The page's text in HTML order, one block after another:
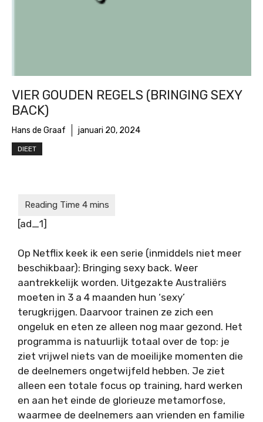
VIER GOUDEN REGELS (BRINGING SEXY
BACK)
Hans de Graaf januari 20, 2024
DIEET
[ad_1]
Op Netflix keek ik een serie (inmiddels niet meer
beschikbaar): Bringing sexy back. Weer
aantrekkelijk worden. Uitgezakte Australiërs
moeten in 3 a 4 maanden hun ‘sexy’
terugkrijgen. Daarvoor trainen ze zich een
ongeluk en eten ze alleen nog maar gezond. Het
programma is natuurlijk totaal over de top: je
ziet vrijwel niets van de moeilijke momenten die
de deelnemers ongetwijfeld hebben. Je ziet
alleen een totale focus op training, hard werken
en aan het einde de glorieuze metamorfose,
waarmee de deelnemers aan vrienden en familie